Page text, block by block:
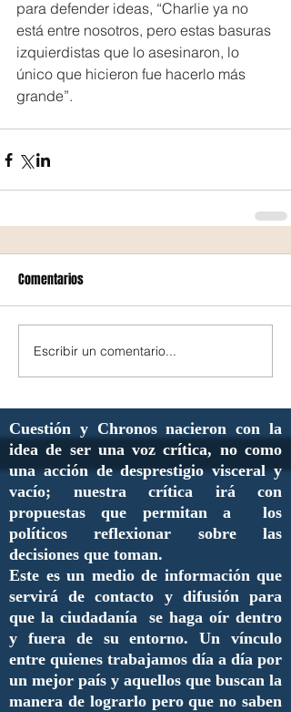
para defender ideas, “Charlie ya no
está entre nosotros, pero estas basuras
izquierdistas que lo asesinaron, lo
único que hicieron fue hacerlo más
grande”.
Comentarios
Escribir un comentario...
Cuestión y Chronos nacieron con la
idea de ser una voz crítica, no como
una acción de desprestigio visceral y
vacío; nuestra crítica irá con
propuestas que permitan a los
políticos reflexionar sobre las
decisiones que toman.
Este es un medio de información que
servirá de contacto y difusión para
que la ciudadanía se haga oír dentro
y fuera de su entorno. Un vínculo
entre quienes trabajamos día a día por
un mejor país y aquellos que buscan la
manera de lograrlo pero que no saben